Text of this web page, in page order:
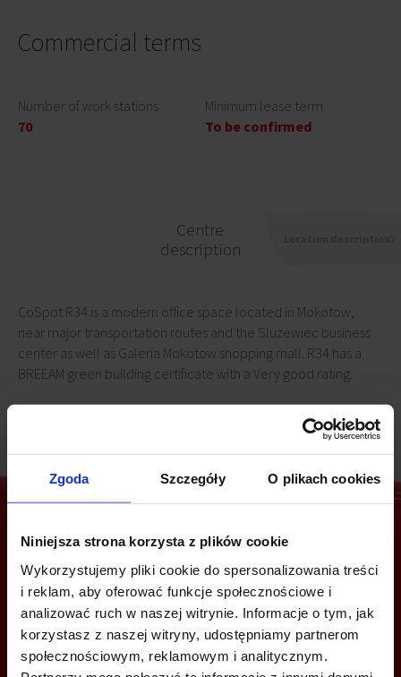
Zgoda Szczegóły O plikach cookies
Niniejsza strona korzysta z plików cookie
Wykorzystujemy pliki cookie do spersonalizowania treści
i reklam, aby oferować funkcje społecznościowe i
analizować ruch w naszej witrynie. Informacje o tym, jak
korzystasz z naszej witryny, udostępniamy partnerom
społecznościowym, reklamowym i analitycznym.
Commercial terms
Number of work stations
70
Minimum lease term
To be confirmed
Centre
description
CoSpot R34 is a modern office space located in Mokotow,
near major transportation routes and the Sluzewiec business
center as well as Galeria Mokotow shopping mall. R34 has a
BREEAM green building certificate with a Very good rating.
Are you interested in this offer?
CALL US AND FIND OUT MORE